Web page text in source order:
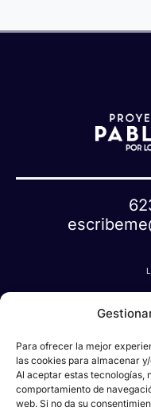
Para ofrecer la mejor
las cookies para almacenar
Al aceptar estas tecnologías,
comportamiento de
web. Si no da su